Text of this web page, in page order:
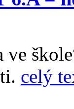
ve
celý